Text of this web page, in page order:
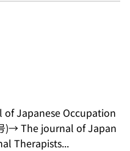
of Japanese Occupation
)→ The journal of Japan
Therapists...